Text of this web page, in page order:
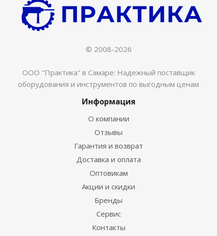
© 2008-2026
ООО "Практика" в Самаре: Надежный поставщик
оборудования и инструментов по выгодным ценам
Информация
О компании
Отзывы
Гарантия и возврат
Доставка и оплата
Оптовикам
Акции и скидки
Бренды
Сервис
Контакты